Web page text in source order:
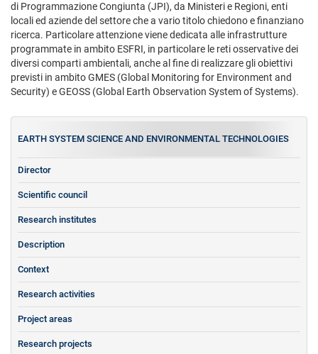
di Programmazione Congiunta (JPI), da Ministeri e Regioni, enti
locali ed aziende del settore che a vario titolo chiedono e finanziano
ricerca. Particolare attenzione viene dedicata alle infrastrutture
programmate in ambito ESFRI, in particolare le reti osservative dei
diversi comparti ambientali, anche al fine di realizzare gli obiettivi
previsti in ambito GMES (Global Monitoring for Environment and
Security) e GEOSS (Global Earth Observation System of Systems).
EARTH SYSTEM SCIENCE AND ENVIRONMENTAL TECHNOLOGIES
Director
Scientific council
Research institutes
Description
Context
Research activities
Project areas
Research projects